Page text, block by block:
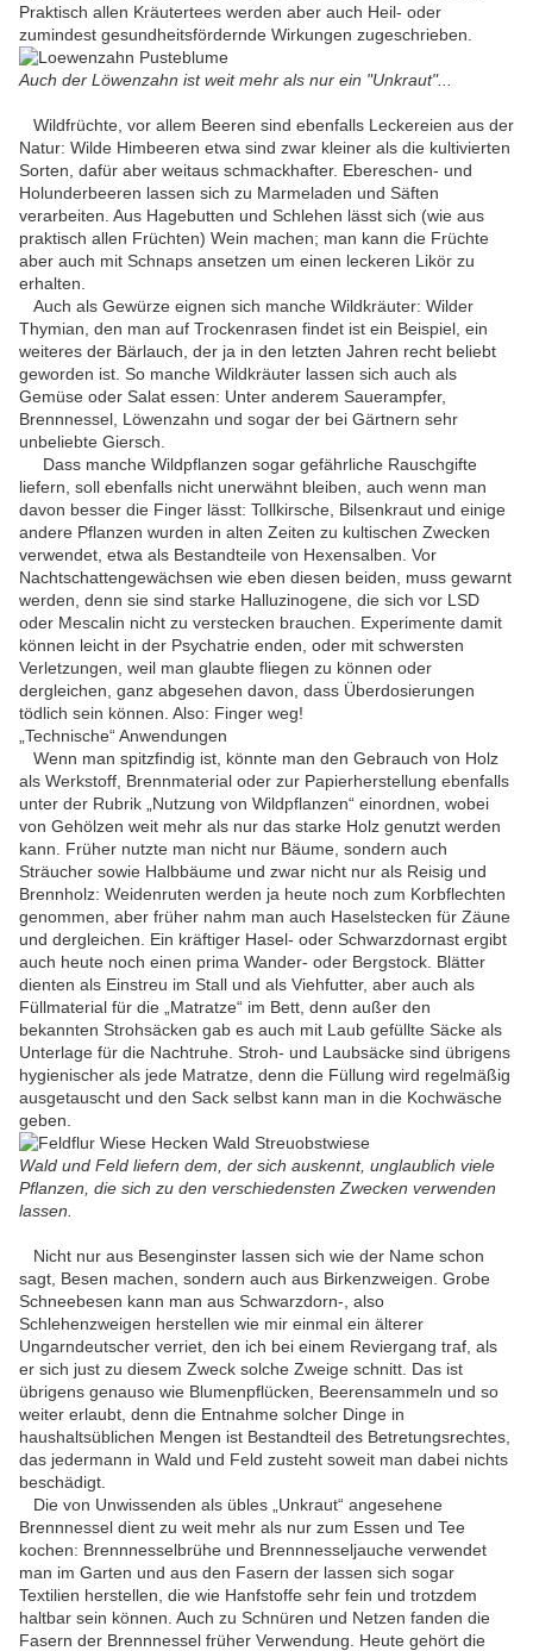
Praktisch allen Kräutertees werden aber auch Heil- oder
zumindest gesundheitsfördernde Wirkungen zugeschrieben.
Auch der Löwenzahn ist weit mehr als nur ein "Unkraut"...
Wildfrüchte, vor allem Beeren sind ebenfalls Leckereien aus der
Natur: Wilde Himbeeren etwa sind zwar kleiner als die kultivierten
Sorten, dafür aber weitaus schmackhafter. Ebereschen- und
Holunderbeeren lassen sich zu Marmeladen und Säften
verarbeiten. Aus Hagebutten und Schlehen lässt sich (wie aus
praktisch allen Früchten) Wein machen; man kann die Früchte
aber auch mit Schnaps ansetzen um einen leckeren Likör zu
erhalten.
Auch als Gewürze eignen sich manche Wildkräuter: Wilder
Thymian, den man auf Trockenrasen findet ist ein Beispiel, ein
weiteres der Bärlauch, der ja in den letzten Jahren recht beliebt
geworden ist. So manche Wildkräuter lassen sich auch als
Gemüse oder Salat essen: Unter anderem Sauerampfer,
Brennnessel, Löwenzahn und sogar der bei Gärtnern sehr
unbeliebte Giersch.
Dass manche Wildpflanzen sogar gefährliche Rauschgifte
liefern, soll ebenfalls nicht unerwähnt bleiben, auch wenn man
davon besser die Finger lässt: Tollkirsche, Bilsenkraut und einige
andere Pflanzen wurden in alten Zeiten zu kultischen Zwecken
verwendet, etwa als Bestandteile von Hexensalben. Vor
Nachtschattengewächsen wie eben diesen beiden, muss gewarnt
werden, denn sie sind starke Halluzinogene, die sich vor LSD
oder Mescalin nicht zu verstecken brauchen. Experimente damit
können leicht in der Psychatrie enden, oder mit schwersten
Verletzungen, weil man glaubte fliegen zu können oder
dergleichen, ganz abgesehen davon, dass Überdosierungen
tödlich sein können. Also: Finger weg!
„Technische“ Anwendungen
Wenn man spitzfindig ist, könnte man den Gebrauch von Holz
als Werkstoff, Brennmaterial oder zur Papierherstellung ebenfalls
unter der Rubrik „Nutzung von Wildpflanzen“ einordnen, wobei
von Gehölzen weit mehr als nur das starke Holz genutzt werden
kann. Früher nutzte man nicht nur Bäume, sondern auch
Sträucher sowie Halbbäume und zwar nicht nur als Reisig und
Brennholz: Weidenruten werden ja heute noch zum Korbflechten
genommen, aber früher nahm man auch Haselstecken für Zäune
und dergleichen. Ein kräftiger Hasel- oder Schwarzdornast ergibt
auch heute noch einen prima Wander- oder Bergstock. Blätter
dienten als Einstreu im Stall und als Viehfutter, aber auch als
Füllmaterial für die „Matratze“ im Bett, denn außer den
bekannten Strohsäcken gab es auch mit Laub gefüllte Säcke als
Unterlage für die Nachtruhe. Stroh- und Laubsäcke sind übrigens
hygienischer als jede Matratze, denn die Füllung wird regelmäßig
ausgetauscht und den Sack selbst kann man in die Kochwäsche
geben.
Wald und Feld liefern dem, der sich auskennt, unglaublich viele
Pflanzen, die sich zu den verschiedensten Zwecken verwenden
lassen.
Nicht nur aus Besenginster lassen sich wie der Name schon
sagt, Besen machen, sondern auch aus Birkenzweigen. Grobe
Schneebesen kann man aus Schwarzdorn-, also
Schlehenzweigen herstellen wie mir einmal ein älterer
Ungarndeutscher verriet, den ich bei einem Reviergang traf, als
er sich just zu diesem Zweck solche Zweige schnitt. Das ist
übrigens genauso wie Blumenpflücken, Beerensammeln und so
weiter erlaubt, denn die Entnahme solcher Dinge in
haushaltsüblichen Mengen ist Bestandteil des Betretungsrechtes,
das jedermann in Wald und Feld zusteht soweit man dabei nichts
beschädigt.
Die von Unwissenden als übles „Unkraut“ angesehene
Brennnessel dient zu weit mehr als nur zum Essen und Tee
kochen: Brennnesselbrühe und Brennnesseljauche verwendet
man im Garten und aus den Fasern der lassen sich sogar
Textilien herstellen, die wie Hanfstoffe sehr fein und trotzdem
haltbar sein können. Auch zu Schnüren und Netzen fanden die
Fasern der Brennnessel früher Verwendung. Heute gehört die